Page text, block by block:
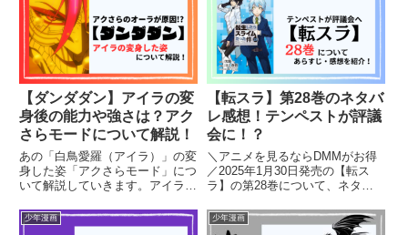
【ダンダダン】アイラの変
身後の能力や強さは？アク
さらモードについて解説！
あの「白鳥愛羅（アイラ）」の変
身した姿「アクさらモード」につ
いて解説していきます。アイラと
物語る感動の話から得た、変身後
の驚異的な能力と強さを見ていき
【転スラ】第28巻のネタバ
レ感想！テンペストが評議
会に！？
＼アニメを見るならDMMがお得
／2025年1月30日発売の【転ス
ラ】の第28巻について、ネタバ
じ、感想を紹介します。【転ス
ラ】を読むのがオススメの人はこ
少年漫画 少年漫画